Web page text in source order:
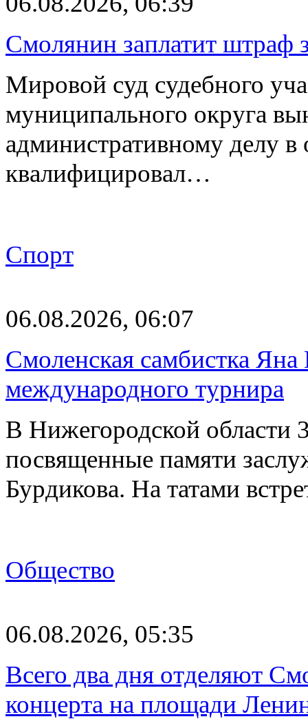
Смолянин заплатит штраф
Мировой суд судебного
муниципального округа
административному делу
квалифицировал…
Спорт
06.08.2026, 06:07
Смоленская самбистка Яна
международного турнира
В Нижегородской области
посвященные памяти
Бурдикова. На татами
Общество
06.08.2026, 05:35
Всего два дня отделяют
концерта на площади